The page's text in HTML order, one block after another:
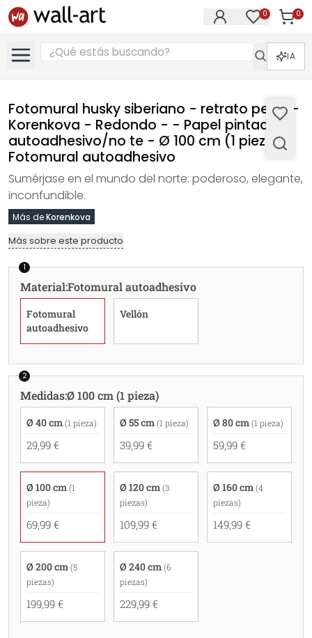
0 0
IA
Fotomural husky siberiano - retrato perro -
Korenkova - Redondo - - Papel pintado
autoadhesivo/no te - Ø 100 cm (1 pieza),
Fotomural autoadhesivo
Sumérjase en el mundo del norte: poderoso, elegante,
inconfundible.
Más deKorenkova
Más sobre este producto
1
Material:Fotomural autoadhesivo
Fotomural
autoadhesivo
Vellón
2
Medidas:Ø 100 cm (1 pieza)
Ø 40 cm (1 pieza)
29,99 €
Ø 55 cm (1 pieza)
39,99 €
Ø 80 cm (1 pieza)
59,99 €
Ø 100 cm (1
pieza)
69,99 €
Ø 120 cm (3
piezas)
109,99 €
Ø 160 cm (4
piezas)
149,99 €
Ø 200 cm (5
piezas)
199,99 €
Ø 240 cm (6
piezas)
229,99 €